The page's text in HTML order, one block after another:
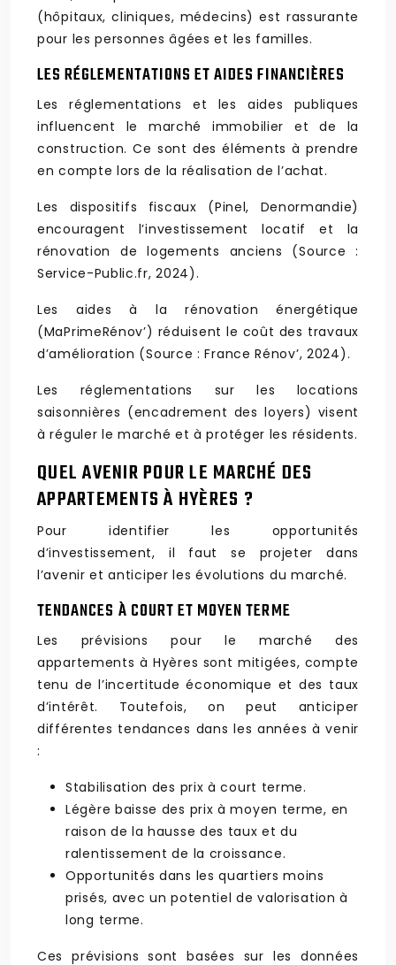
(hôpitaux, cliniques, médecins) est rassurante
pour les personnes âgées et les familles.
LES RÉGLEMENTATIONS ET AIDES FINANCIÈRES
Les réglementations et les aides publiques
influencent le marché immobilier et de la
construction. Ce sont des éléments à prendre
en compte lors de la réalisation de l’achat.
Les dispositifs fiscaux (Pinel, Denormandie)
encouragent l’investissement locatif et la
rénovation de logements anciens (Source :
Service-Public.fr, 2024).
Les aides à la rénovation énergétique
(MaPrimeRénov’) réduisent le coût des travaux
d’amélioration (Source : France Rénov’, 2024).
Les réglementations sur les locations
saisonnières (encadrement des loyers) visent
à réguler le marché et à protéger les résidents.
QUEL AVENIR POUR LE MARCHÉ DES
APPARTEMENTS À HYÈRES ?
Pour identifier les opportunités
d’investissement, il faut se projeter dans
l’avenir et anticiper les évolutions du marché.
TENDANCES À COURT ET MOYEN TERME
Les prévisions pour le marché des
appartements à Hyères sont mitigées, compte
tenu de l’incertitude économique et des taux
d’intérêt. Toutefois, on peut anticiper
différentes tendances dans les années à venir
:
Stabilisation des prix à court terme.
Légère baisse des prix à moyen terme, en
raison de la hausse des taux et du
ralentissement de la croissance.
Opportunités dans les quartiers moins
prisés, avec un potentiel de valorisation à
long terme.
Ces prévisions sont basées sur les données